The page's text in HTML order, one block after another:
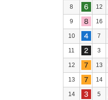
8 12
9 16
10 7
11 3
12 13
13 14
14 5